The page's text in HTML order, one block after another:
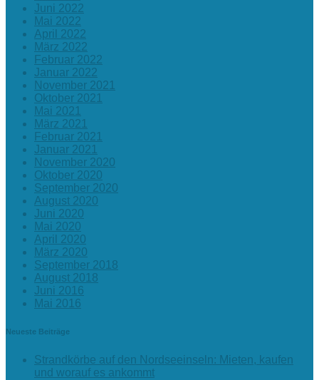
Juni 2022
Mai 2022
April 2022
März 2022
Februar 2022
Januar 2022
November 2021
Oktober 2021
Mai 2021
März 2021
Februar 2021
Januar 2021
November 2020
Oktober 2020
September 2020
August 2020
Juni 2020
Mai 2020
April 2020
März 2020
September 2018
August 2018
Juni 2016
Mai 2016
Neueste Beiträge
Strandkörbe auf den Nordseeinseln: Mieten, kaufen
und worauf es ankommt